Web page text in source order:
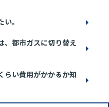
。
、都市ガスに切り替え
らい費用がかかるか知